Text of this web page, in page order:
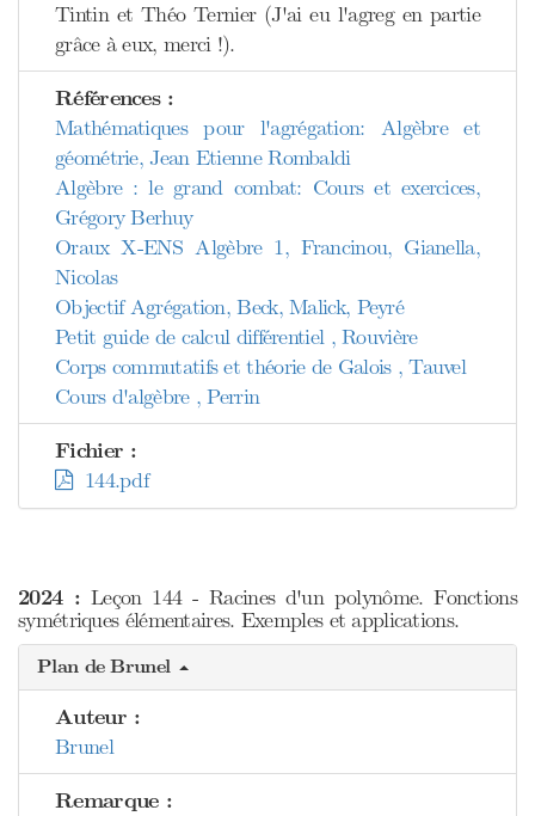
Tintin et Théo Ternier (J'ai eu l'agreg en partie
grâce à eux, merci !).
Références :
Mathématiques pour l'agrégation: Algèbre et
géométrie, Jean Etienne Rombaldi
Algèbre : le grand combat: Cours et exercices,
Grégory Berhuy
Oraux X-ENS Algèbre 1, Francinou, Gianella,
Nicolas
Objectif Agrégation, Beck, Malick, Peyré
Petit guide de calcul différentiel , Rouvière
Corps commutatifs et théorie de Galois , Tauvel
Cours d'algèbre , Perrin
Fichier :
144.pdf
2024 : Leçon 144 - Racines d'un polynôme. Fonctions
symétriques élémentaires. Exemples et applications.
Plan de Brunel
Auteur :
Brunel
Remarque :